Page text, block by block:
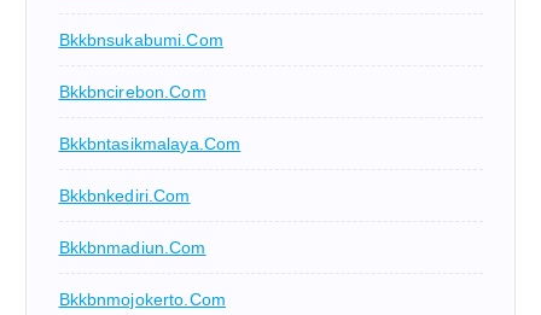
Bkkbnsukabumi.com
Bkkbncirebon.com
Bkkbntasikmalaya.com
Bkkbnkediri.com
Bkkbnmadiun.com
Bkkbnmojokerto.com